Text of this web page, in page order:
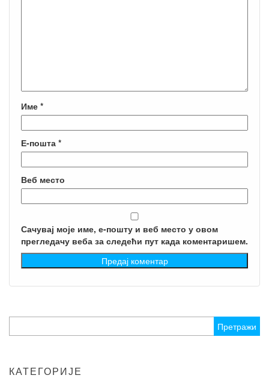
Име *
Е-пошта *
Веб место
Сачувај моје име, е-пошту и веб место у овом
прегледачу веба за следећи пут када коментаришем.
за:
КАТЕГОРИЈЕ